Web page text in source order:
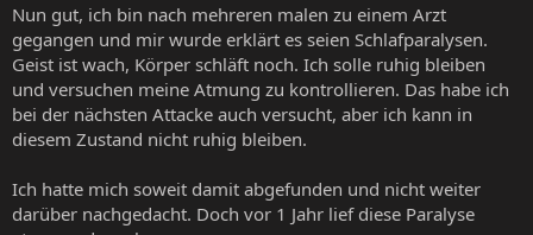
Nun gut, ich bin nach mehreren malen zu einem Arzt
gegangen und mir wurde erklärt es seien Schlafparalysen.
Geist ist wach, Körper schläft noch. Ich solle ruhig bleiben
und versuchen meine Atmung zu kontrollieren. Das habe ich
bei der nächsten Attacke auch versucht, aber ich kann in
diesem Zustand nicht ruhig bleiben.
Ich hatte mich soweit damit abgefunden und nicht weiter
darüber nachgedacht. Doch vor 1 Jahr lief diese Paralyse